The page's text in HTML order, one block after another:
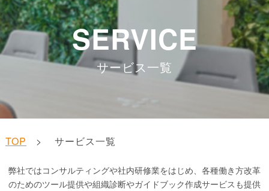
SERVICE
サービス一覧
TOP サービス一覧
弊社ではコンサルティングや社内研修業をはじめ、各種働き方改革
のためのツール提供や組織診断やガイドブック作成サービスも提供